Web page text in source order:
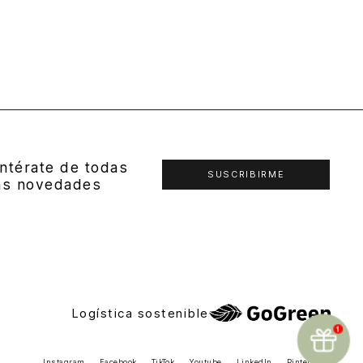
de todas
novedades
SUSCRIBIRME
Logística sostenible